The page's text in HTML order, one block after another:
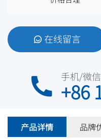
在线留言
手机/微信
+86
产品详情 品牌